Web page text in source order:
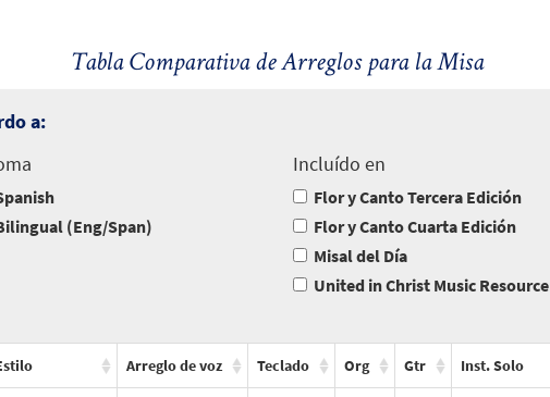
Tabla Comparativa de Arreglos para la Misa
a:
(Eng/Span)
Incluído en
Flor y Canto Tercera Edición
Flor y Canto Cuarta Edición
Misal del Día
United in Christ Music Resource
Arreglo de voz Teclado Org Gtr Inst. Solo